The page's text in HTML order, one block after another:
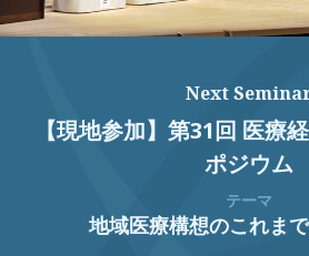
Next
【現地参加】第31回 医療
ポジウム
テーマ
地域医療構想のこれま